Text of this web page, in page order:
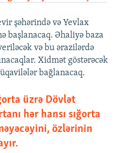
şəhərində və Yevlax
başlanacaq. Əhaliyə baza
və bu ərazilərdə
Xidmət göstərəcək
bağlanacaq.
üzrə Dövlət
hər hansı sığorta
özlərinin